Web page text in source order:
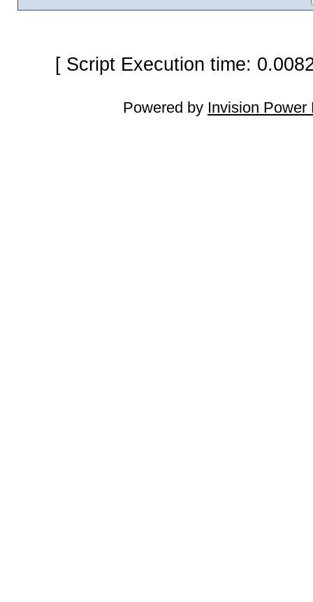
[ Script Execution time:
Powered by Invision Power